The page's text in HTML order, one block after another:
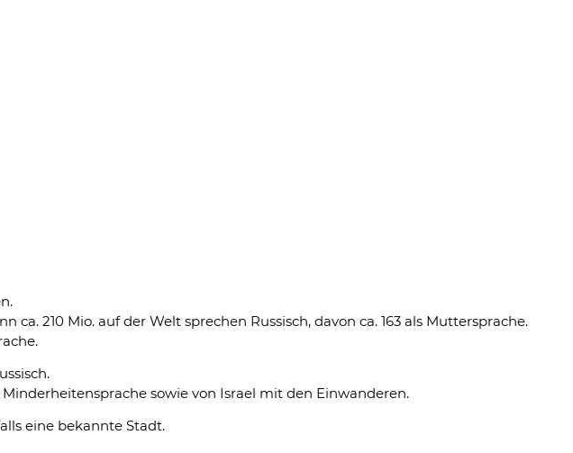
210 Mio. auf der Welt sprechen Russisch, davon ca. 163 als Muttersprache.
sowie von Israel mit den Einwanderen.
eine bekannte Stadt.